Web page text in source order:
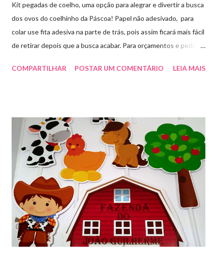
Kit pegadas de coelho, uma opção para alegrar e divertir a busca
dos ovos do coelhinho da Páscoa! Papel não adesivado, para
colar use fita adesiva na parte de trás, pois assim ficará mais fácil
de retirar depois que a busca acabar. Para orçamentos e pedidos
para baixar o arquivo que fiz para vocês! E peço que
COMPARTILHAR POSTAR UM COMENTÁRIO LEIA MAIS